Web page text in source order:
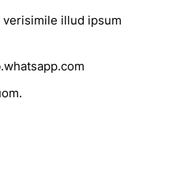
verisimile illud ipsum